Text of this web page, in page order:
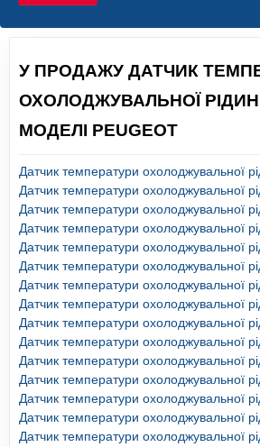
У ПРОДАЖУ ДАТЧИК
ОХОЛОДЖУВАЛЬНОЇ
МОДЕЛІ PEUGEOT
Датчик температури охолоджувальної
Датчик температури охолоджувальної
Датчик температури охолоджувальної
Датчик температури охолоджувальної
Датчик температури охолоджувальної
Датчик температури охолоджувальної
Датчик температури охолоджувальної
Датчик температури охолоджувальної
Датчик температури охолоджувальної
Датчик температури охолоджувальної
Датчик температури охолоджувальної
Датчик температури охолоджувальної
Датчик температури охолоджувальної
Датчик температури охолоджувальної
Датчик температури охолоджувальної